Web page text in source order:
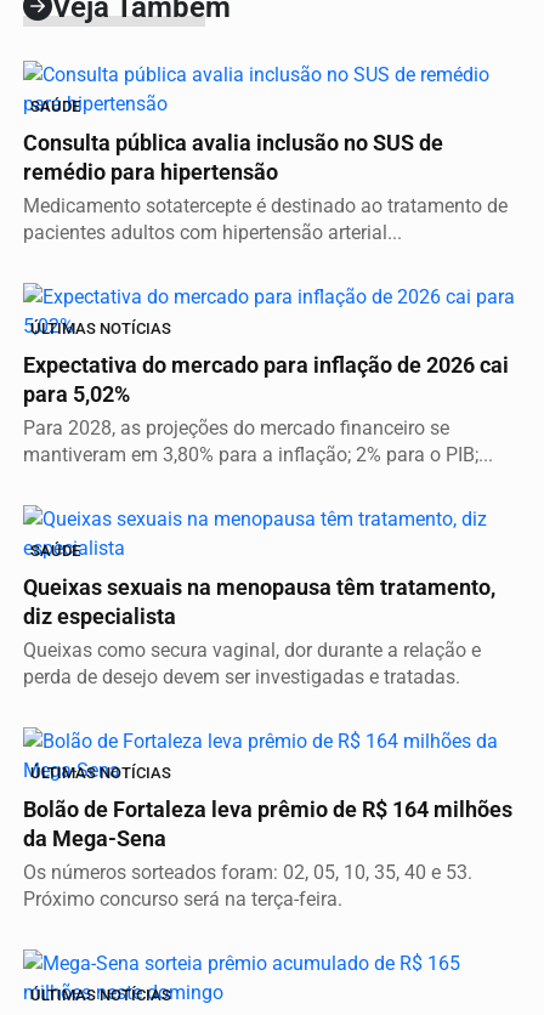
Veja Também
SAÚDE
Consulta pública avalia inclusão no SUS de
remédio para hipertensão
Medicamento sotatercepte é destinado ao tratamento de
pacientes adultos com hipertensão arterial...
ÚLTIMAS NOTÍCIAS
Expectativa do mercado para inflação de 2026 cai
para 5,02%
Para 2028, as projeções do mercado financeiro se
mantiveram em 3,80% para a inflação; 2% para o PIB;...
SAÚDE
Queixas sexuais na menopausa têm tratamento,
diz especialista
Queixas como secura vaginal, dor durante a relação e
perda de desejo devem ser investigadas e tratadas.
ÚLTIMAS NOTÍCIAS
Bolão de Fortaleza leva prêmio de R$ 164 milhões
da Mega-Sena
Os números sorteados foram: 02, 05, 10, 35, 40 e 53.
Próximo concurso será na terça-feira.
ÚLTIMAS NOTÍCIAS